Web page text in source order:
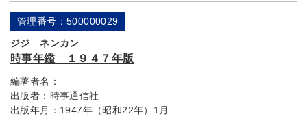
管理番号：500000029
ジジ ネンカン
時事年鑑 １９４７年版
編著者名：
出版者： 時事通信社
出版年月： 1947年（昭和22年）1月